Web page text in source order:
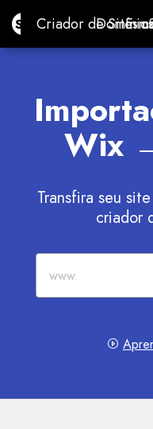
Site.proCriador de Sites
Criador de Sites
Domínios
E-
E-
Wix
Transfira seu
criador